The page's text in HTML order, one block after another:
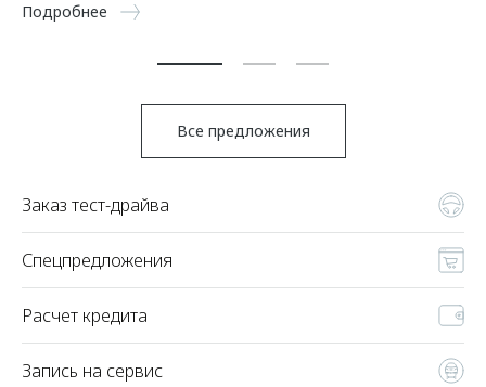
Подробнее
Все предложения
Заказ тест-драйва
Спецпредложения
Расчет кредита
Запись на сервис